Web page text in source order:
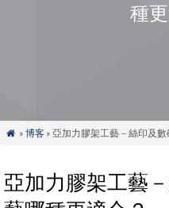
種
 » 博客» 亞加力膠架工藝－絲印及
亞加力膠架工藝